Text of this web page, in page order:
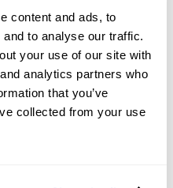
content and ads, to
to analyse our traffic.
your use of our site with
analytics partners who
that you’ve
collected from your use
Dollar: Upside
against US
UOB
06:47:00 (GMT+0)